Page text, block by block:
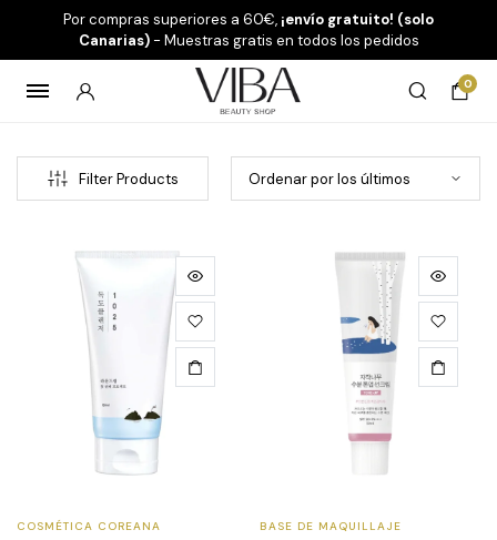
Por compras superiores a 60€, ¡envío gratuito! (solo
Canarias)- Muestras gratis en todos los pedidos
0
Filter Products
COSMÉTICA COREANA BASE DE MAQUILLAJE